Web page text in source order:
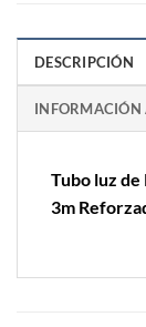
DESCRIPCIÓN
Tubo luz de
3m